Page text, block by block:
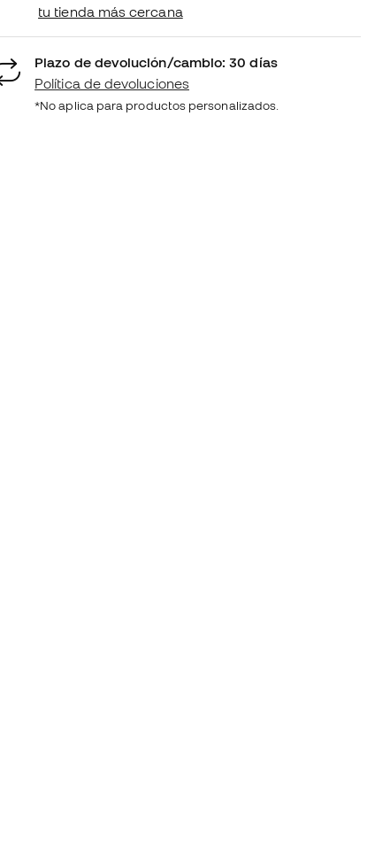
tu tienda más cercana
Plazo de devolución/cambio: 30 días
Política de devoluciones
*No aplica para productos personalizados.